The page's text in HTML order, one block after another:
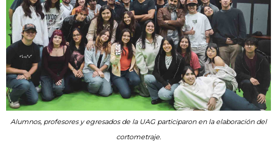
Alumnos, profesores y egresados de la UAG participaron en la elaboración del
cortometraje.